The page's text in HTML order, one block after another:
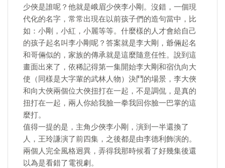
少俠是誰呢？他就是峨眉少俠李小剛。沒錯，一個現
代化的名字，常常出現在以前孩子們的造句當中，比
如：小剛，小紅，小麗等等。什麼樣的人才會給自己
的孩子起名叫李小剛呢？答案就是李大剛，爺倆起名
和哥倆似的，家族的傳承就是這麼隨意任性。說到這
畫面出來了，依稀記得第一集開始李大剛和宿仇向大
使（同樣是大字輩的武林人物）決鬥的場景，李大俠
和向大俠兩個位大俠扭打在一起，不是調侃，是真的
扭打在一起，兩人你給我臉一拳我回你臉一巴掌的這
麼打。
值得一提的是，主角少俠李小剛，演到一半還換了
人，王玲謙演了前四集，之後都是由李德利飾演的。
兩個人完全風格迥異，弄得我那時候看了好幾集後還
以為是看錯了電視劇。